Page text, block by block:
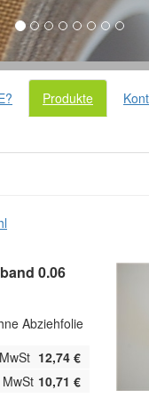
Produkte
0.06
Abziehfolie
12,74 €
10,71 €